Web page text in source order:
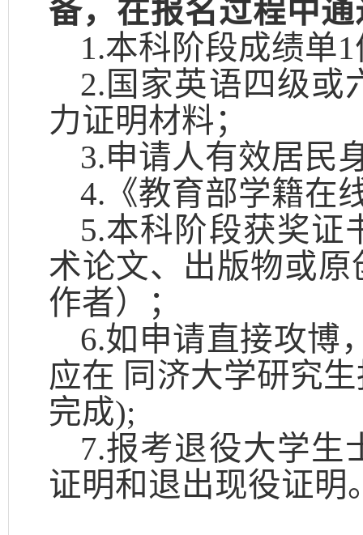
备，在报名过程中
1.本科阶段成绩单
2.国家英语四级或
力证明材料；
3.申请人有效居民
4. 《教育部学籍在
5.本科阶段获奖证
术论文、出版物或
作者）；
6.如申请直接攻博
应在 同济大学研究
完成);
7.报考退役大学生
证明和退出现役证明